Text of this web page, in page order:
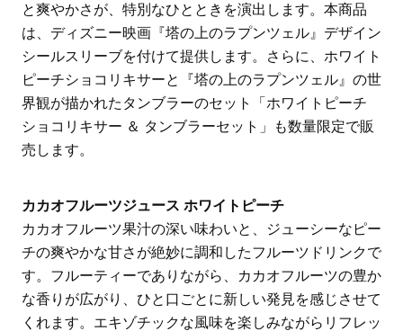
と爽やかさが、特別なひとときを演出します。本商品
は、ディズニー映画『塔の上のラプンツェル』デザイン
シールスリーブを付けて提供します。さらに、ホワイト
ピーチショコリキサーと『塔の上のラプンツェル』の世
界観が描かれたタンブラーのセット「ホワイトピーチ
ショコリキサー ＆ タンブラーセット」も数量限定で販
売します。
カカオフルーツジュース ホワイトピーチ
カカオフルーツ果汁の深い味わいと、ジューシーなピー
チの爽やかな甘さが絶妙に調和したフルーツドリンクで
す。フルーティーでありながら、カカオフルーツの豊か
な香りが広がり、ひと口ごとに新しい発見を感じさせて
くれます。エキゾチックな風味を楽しみながらリフレッ